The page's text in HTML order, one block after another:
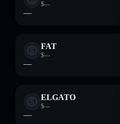
$—
—
FAT
$—
—
ELGATO
$—
—